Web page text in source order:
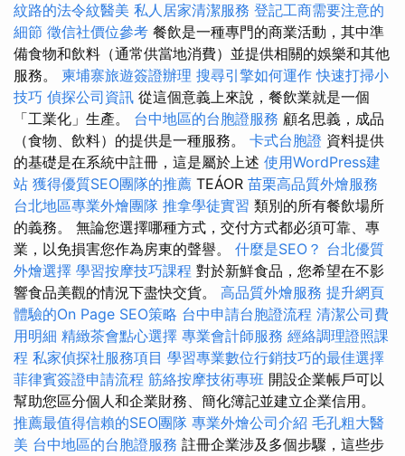
紋路的法令紋醫美 私人居家清潔服務 登記工商需要注意的
細節 徵信社價位參考 餐飲是一種專門的商業活動，其中準
備食物和飲料（通常供當地消費）並提供相關的娛樂和其他
服務。 柬埔寨旅遊簽證辦理 搜尋引擎如何運作 快速打掃小
技巧 偵探公司資訊 從這個意義上來說，餐飲業就是一個
「工業化」生產。 台中地區的台胞證服務 顧名思義，成品
（食物、飲料）的提供是一種服務。 卡式台胞證 資料提供
的基礎是在系統中註冊，這是屬於上述 使用WordPress建
站 獲得優質SEO團隊的推薦 TEÁOR 苗栗高品質外燴服務
台北地區專業外燴團隊 推拿學徒實習 類別的所有餐飲場所
的義務。 無論您選擇哪種方式，交付方式都必須可靠、專
業，以免損害您作為房東的聲譽。 什麼是SEO？ 台北優質
外燴選擇 學習按摩技巧課程 對於新鮮食品，您希望在不影
響食品美觀的情況下盡快交貨。 高品質外燴服務 提升網頁
體驗的On Page SEO策略 台中申請台胞證流程 清潔公司費
用明細 精緻茶會點心選擇 專業會計師服務 經絡調理證照課
程 私家偵探社服務項目 學習專業數位行銷技巧的最佳選擇
菲律賓簽證申請流程 筋絡按摩技術專班 開設企業帳戶可以
幫助您區分個人和企業財務、簡化簿記並建立企業信用。
推薦最值得信賴的SEO團隊 專業外燴公司介紹 毛孔粗大醫
美 台中地區的台胞證服務 註冊企業涉及多個步驟，這些步